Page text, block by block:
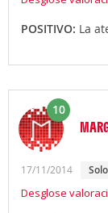
POSITIVO: La
10
17/11/2014 solo
Desglose